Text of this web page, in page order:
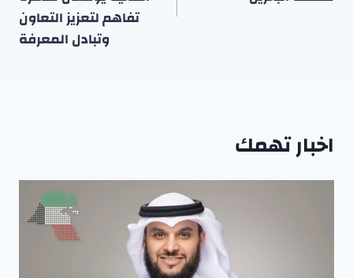
تفاهم لتعزيز التعاون
وتبادل المعرفة
اخبار تهمك